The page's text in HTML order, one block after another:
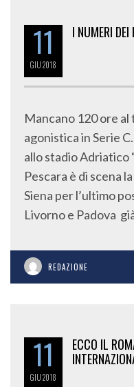
11
GIU2018
I NUMERI DEI
Mancano 120 ore
agonistica in Serie
allo stadio Adriatico
Pescara è di scena
Siena per l’ultimo
Livorno e Padova
REDAZIONE
11
GIU2018
ECCO IL